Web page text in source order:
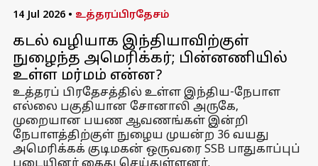
14 Jul 2026 • உத்தரப்பிரதேசம்
கடல் வழியாக இந்தியாவிற்குள்
நுழைந்த அமெரிக்கர்; பின்னணியில்
உள்ள மர்மம் என்ன?
உத்தரப் பிரதேசத்தில் உள்ள இந்திய-நேபாள
எல்லை பகுதியான சோனாலி அருகே,
முறையான பயண ஆவணங்கள் இன்றி
நேபாளத்திற்குள் நுழைய முயன்ற 36 வயது
அமெரிக்கக் குடிமகன் ஒருவரை SSB பாதுகாப்புப்